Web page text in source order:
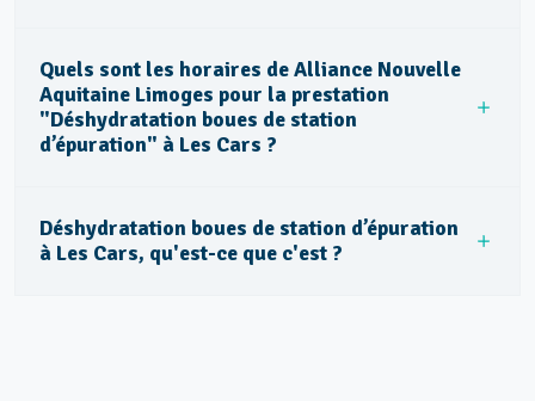
Quels sont les horaires de Alliance Nouvelle
Aquitaine Limoges pour la prestation
"Déshydratation boues de station
d’épuration" à Les Cars ?
Déshydratation boues de station d’épuration
à Les Cars, qu'est-ce que c'est ?